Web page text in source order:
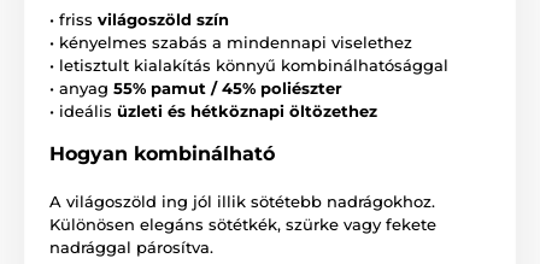
• friss világoszöld szín
• kényelmes szabás a mindennapi viselethez
• letisztult kialakítás könnyű kombinálhatósággal
• anyag 55% pamut / 45% poliészter
• ideális üzleti és hétköznapi öltözethez
Hogyan kombinálható
A világoszöld ing jól illik sötétebb nadrágokhoz.
Különösen elegáns sötétkék, szürke vagy fekete
nadrággal párosítva.